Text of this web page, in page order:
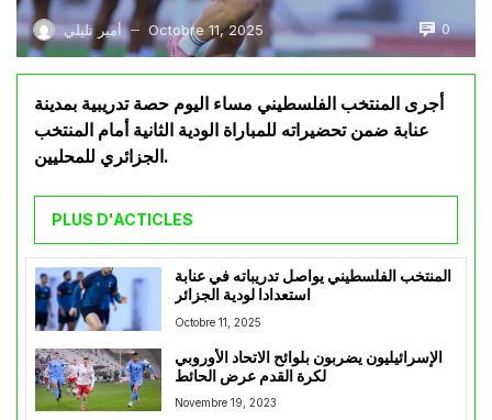
أمير تليلي — Octobre 11, 2025 0
أجرى المنتخب الفلسطيني مساء اليوم حصة تدريبية بمدينة
عنابة ضمن تحضيراته للمباراة الودية الثانية أمام المنتخب
الجزائري للمحليين.
PLUS D'ACTICLES
المنتخب الفلسطيني يواصل تدريباته في عنابة
استعدادا لودية الجزائر
Octobre 11, 2025
الإسرائيليون يضربون بلوائح الاتحاد الأوروبي
لكرة القدم عرض الحائط
Novembre 19, 2023